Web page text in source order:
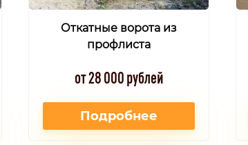
Откатные ворота из
профлиста
от 28 000 рублей
Подробнее